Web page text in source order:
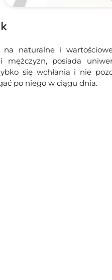
na naturalne i
posiada
się wchłania i nie
po niego w ciągu dnia.